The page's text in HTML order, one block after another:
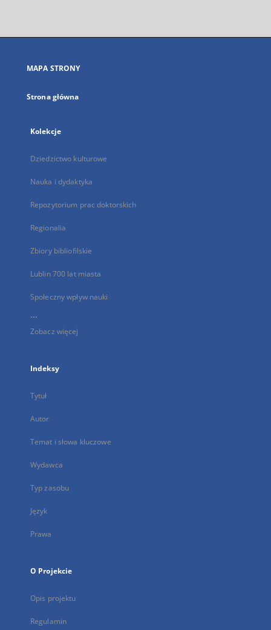
się
karcie
MAPA STRONY
Strona główna
Kolekcje
Dziedzictwo kulturowe
Nauka i dydaktyka
Repozytorium prac doktorskich
Regionalia
Zbiory bibliofilskie
Lublin 700 lat miasta
Społeczny wpływ nauki
...
Zobacz więcej
Indeksy
Tytuł
Autor
Temat i słowa kluczowe
Wydawca
Typ zasobu
Język
Prawa
O Projekcie
Opis projektu
Regulamin